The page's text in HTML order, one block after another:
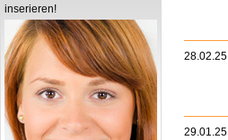
inserieren!
28.02.25
29.01.25